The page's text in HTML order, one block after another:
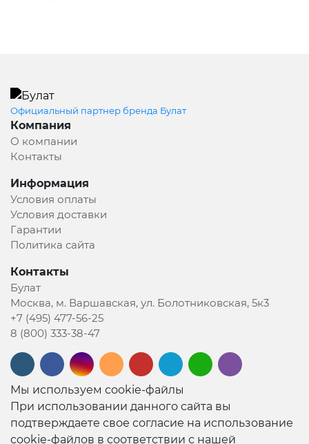
Официальный партнер бренда Булат
Компания
О компании
Контакты
Информация
Условия оплаты
Условия доставки
Гарантии
Политика сайта
Контакты
Булат
Москва, м. Варшавская, ул. Болотниковская, 5к3
+7 (495) 477-56-25
8 (800) 333-38-47
Мы используем cookie-файлы
При использовании данного сайта вы
подтверждаете свое согласие на использование
cookie-файлов в соответствии с нашей